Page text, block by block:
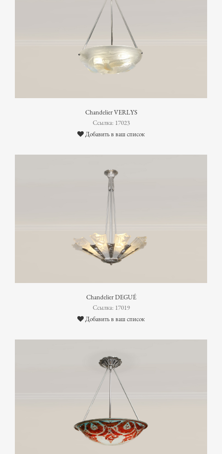
Chandelier VERLYS
Ссылка: 17023
Добавить в ваш список
Chandelier DEGUÉ
Ссылка: 17019
Добавить в ваш список